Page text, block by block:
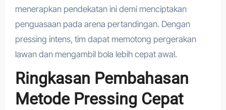
menerapkan pendekatan ini demi menciptakan
penguasaan pada arena pertandingan. Dengan
pressing intens, tim dapat memotong pergerakan
lawan dan mengambil bola lebih cepat awal.
Ringkasan Pembahasan
Metode Pressing Cepat